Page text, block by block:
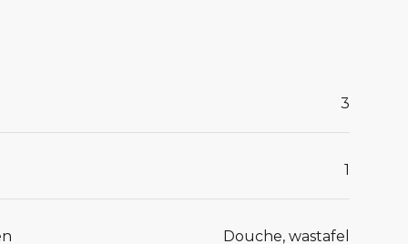
3
1
Douche, wastafel